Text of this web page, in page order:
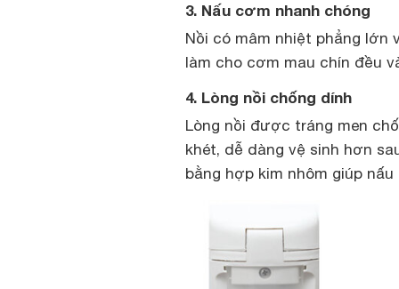
3. Nấu cơm nhanh chóng
Nồi có mâm nhiệt phẳng lớn
làm cho cơm mau chín đều
4. Lòng nồi chống dính
Lòng nồi được tráng men
khét, dễ dàng vệ sinh hơn
bằng hợp kim nhôm giúp